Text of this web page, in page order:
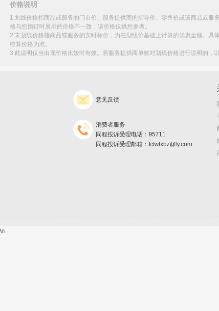
价格说明
1.划线价格指商品或服务的门市价、服务提供商的指导价、零售价或该商品或
格与您预订时展示的价格不一致，该价格仅供您参考。
2.未划线价格指商品或服务的实时标价，为在划线价基础上计算的优惠金额。
结算价格为准。
3.此说明仅当出现价格比较时有效。若服务提供商单独对划线价格进行说明的
意见反馈
消费者服务
同程投诉受理电话：95711
同程投诉受理邮箱：tcfwfxbz@ly.com
\n